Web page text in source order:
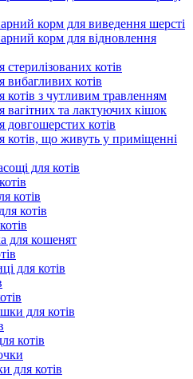
корм для виведення шерсті
корм для відновлення
котів
котів
котів з чутливим травленням
вагітних та лактуючих кішок
котів
котів, що живуть у приміщенні
для котів
котів
котів
для кошенят
для котів
для котів
котів
для котів